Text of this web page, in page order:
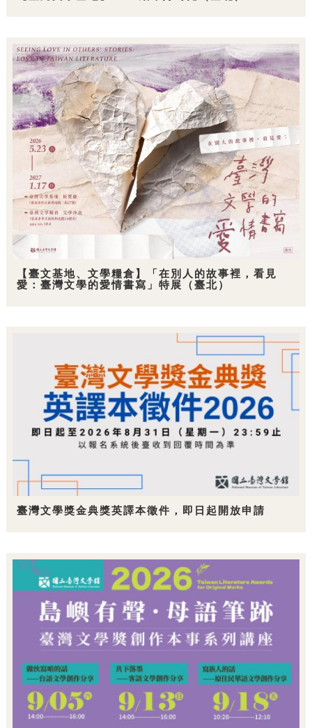
【臺文基地、文學糧倉】「在別人的故事裡，看見
愛：臺灣文學的愛情書寫」特展（臺北）
臺灣文學獎金典獎英譯本徵件，即日起開放申請